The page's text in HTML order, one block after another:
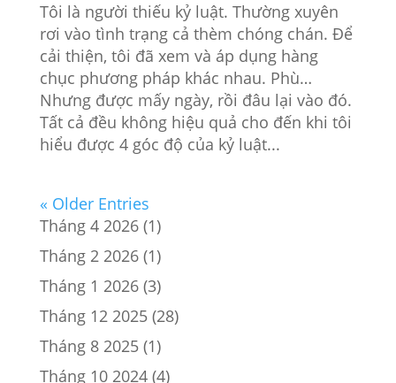
Tôi là người thiếu kỷ luật. Thường xuyên
rơi vào tình trạng cả thèm chóng chán. Để
cải thiện, tôi đã xem và áp dụng hàng
chục phương pháp khác nhau. Phù…
Nhưng được mấy ngày, rồi đâu lại vào đó.
Tất cả đều không hiệu quả cho đến khi tôi
hiểu được 4 góc độ của kỷ luật...
« Older Entries
Tháng 4 2026(1)
Tháng 2 2026(1)
Tháng 1 2026(3)
Tháng 12 2025(28)
Tháng 8 2025(1)
Tháng 10 2024(4)